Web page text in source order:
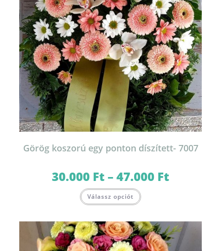
Görög koszorú egy ponton díszített- 7007
30.000 Ft–47.000 Ft30.000 Ft
Válassz opciót a
van.
A
változatok
a